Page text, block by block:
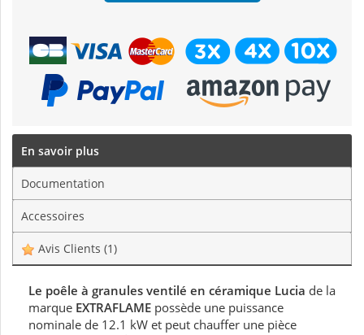
En savoir plus
Documentation
Accessoires
Avis Clients (1)
Le poêle à granules ventilé en céramique Lucia de la
marque EXTRAFLAME possède une puissance
nominale de 12.1 kW et peut chauffer une pièce